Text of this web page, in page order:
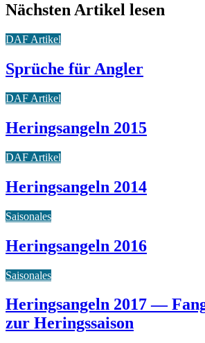
Nächsten Artikel lesen
DAF Artikel
Sprüche für Angler
DAF Artikel
Heringsangeln 2015
DAF Artikel
Heringsangeln 2014
Saisonales
Heringsangeln 2016
Saisonales
Heringsangeln 2017 —
zur Heringssaison